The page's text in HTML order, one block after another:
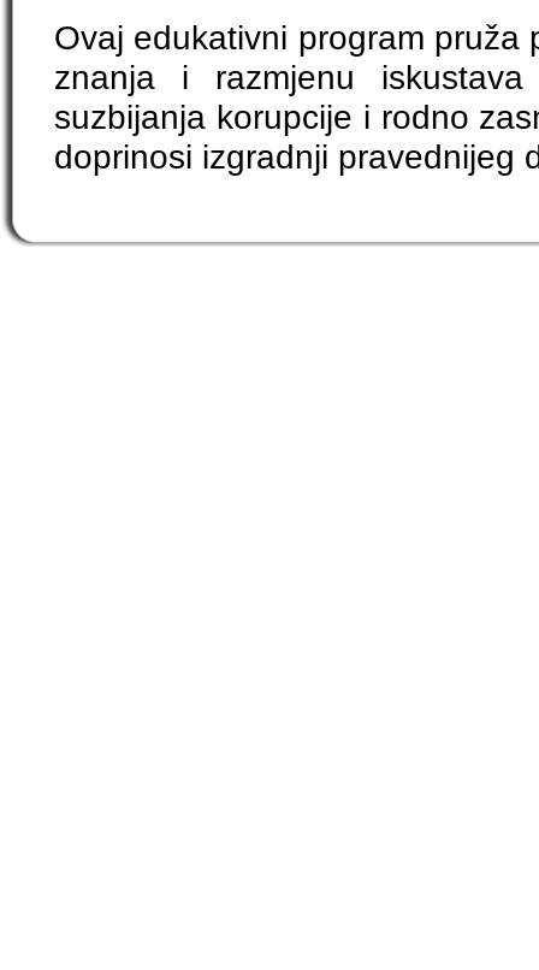
Ovaj edukativni program pruža
znanja i razmjenu
suzbijanja korupcije i rodno
doprinosi izgradnji pravednijeg